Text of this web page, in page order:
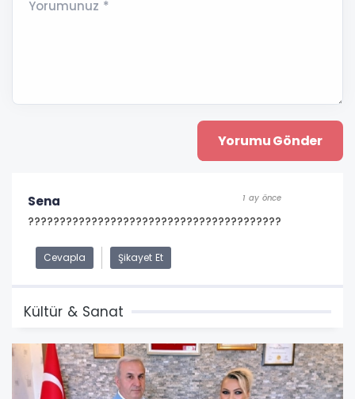
Yorumunuz *
Sena 1 ay önce
????????????????????????????????????????
Cevapla Şikayet Et
Kültür & Sanat